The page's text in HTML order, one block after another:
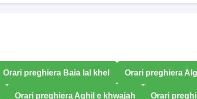
Orari preghiera Baia lal khel Orari preghiera
Orari preghiera Aghil e khwajah Orari